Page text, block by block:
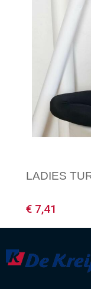
LADIES
€ 7,41
Minimale